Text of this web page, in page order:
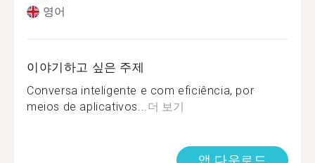
영어
이야기하고 싶은 주제
Conversa inteligente e com eficiência, por
meios de aplicativos...더 보기
앱 다운로드